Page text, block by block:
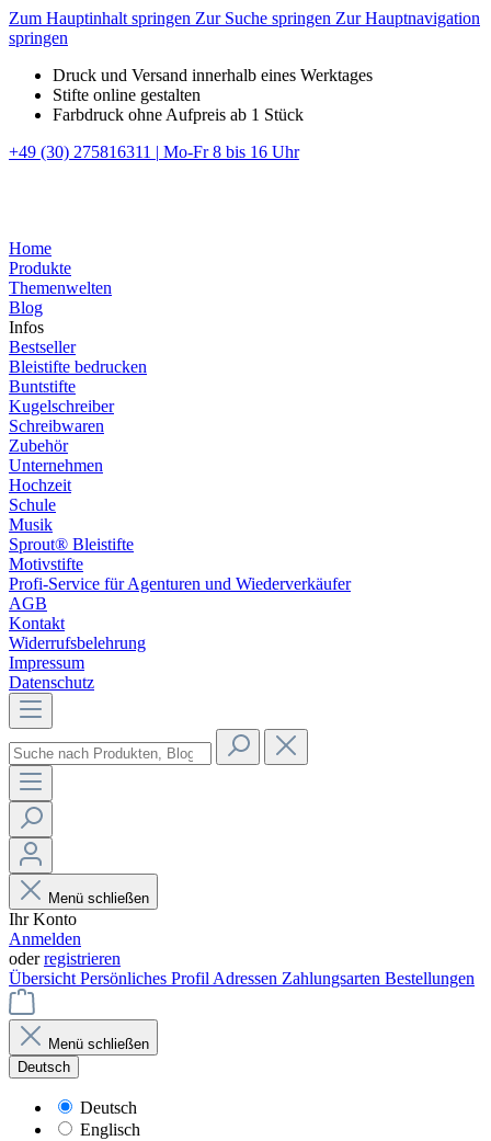
Zum Hauptinhalt springen Zur Suche springen Zur Hauptnavigation
springen
Druck und Versand innerhalb eines Werktages
Stifte online gestalten
Farbdruck ohne Aufpreis ab 1 Stück
+49 (30) 275816311 | Mo-Fr 8 bis 16 Uhr
Home
Produkte
Themenwelten
Blog
Infos
Bestseller
Bleistifte bedrucken
Buntstifte
Kugelschreiber
Schreibwaren
Zubehör
Unternehmen
Hochzeit
Schule
Musik
Sprout® Bleistifte
Motivstifte
Profi-Service für Agenturen und Wiederverkäufer
AGB
Kontakt
Widerrufsbelehrung
Impressum
Datenschutz
Menü schließen
Ihr Konto
Anmelden
oderregistrieren
Übersicht Persönliches Profil Adressen Zahlungsarten Bestellungen
Menü schließen
Deutsch
Deutsch
Englisch